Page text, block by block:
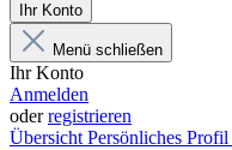
Ihr Konto
Menü schließen
Ihr Konto
Anmelden
oderregistrieren
Übersicht Persönliches Profil